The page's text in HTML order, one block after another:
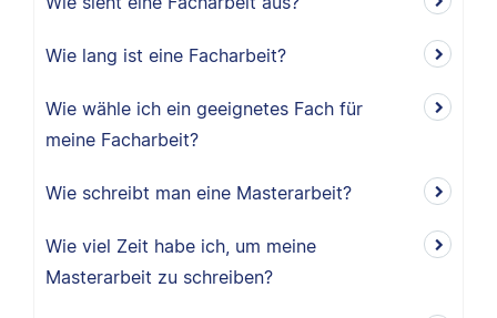
Wie lang ist eine Facharbeit?
Wie wähle ich ein geeignetes Fach für
meine Facharbeit?
Wie schreibt man eine Masterarbeit?
Wie viel Zeit habe ich, um meine
Masterarbeit zu schreiben?